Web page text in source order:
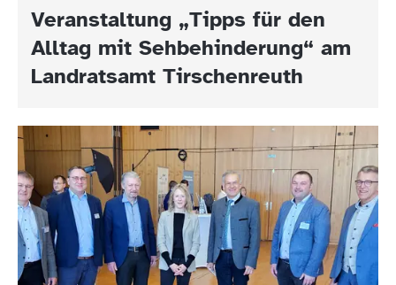
Veranstaltung „Tipps für den
Alltag mit Sehbehinderung“ am
Landratsamt Tirschenreuth